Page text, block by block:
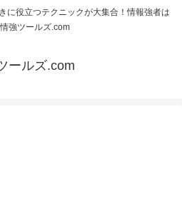
に役立つテクニックが大集合！情報強者は
強ツールズ.com
ールズ.com